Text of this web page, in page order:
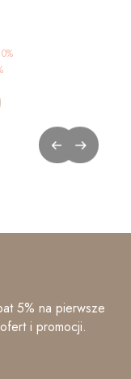
5% na pierwsze
i promocji.